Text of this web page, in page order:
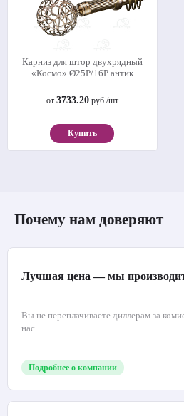
Карниз для штор двухрядный
«Космо» Ø25Р/16Р антик
от 3733.20руб./шт
Купить
Почему нам доверяют
Лучшая цена — мы
Вы не переплачиваете диллерам за
нас.
Подробнее о компании